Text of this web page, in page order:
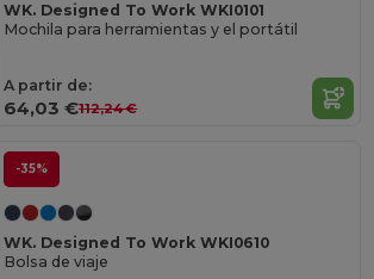
WK. Designed To Work WKI0101
Mochila para herramientas y el portátil
A partir de:
64,03 €112,24 €
-35%
WK. Designed To Work WKI0610
Bolsa de viaje